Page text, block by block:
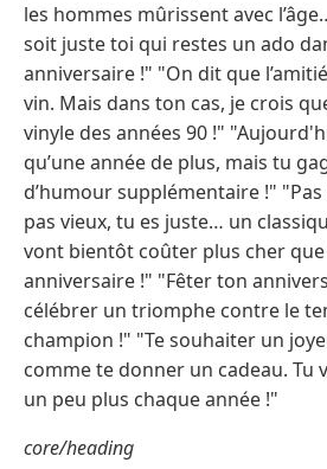
les hommes mûrissent avec
soit juste toi qui restes un ado
anniversaire !" "On dit que
vin. Mais dans ton cas, je crois
vinyle des années 90 !"
qu’une année de plus, mais tu
d’humour supplémentaire !" "Pas
pas vieux, tu es juste… un
vont bientôt coûter plus cher que
anniversaire !" "Fêter ton
célébrer un triomphe contre le
champion !" "Te souhaiter un
comme te donner un cadeau. Tu
un peu plus chaque année !"
core/heading